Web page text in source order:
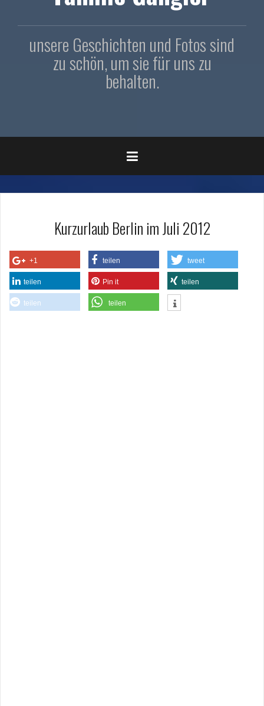
unsere Geschichten und Fotos sind
zu schön, um sie für uns zu
behalten.
Kurzurlaub Berlin im Juli 2012
+1 teilen tweet
teilen Pin it teilen
teilen teilen